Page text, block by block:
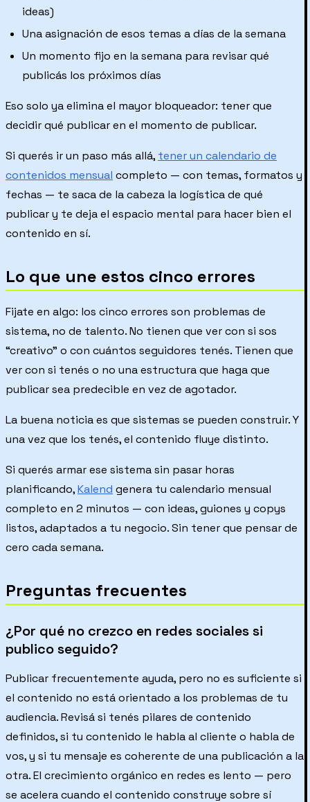
ideas)
Una asignación de esos temas a días de la semana
Un momento fijo en la semana para revisar qué
publicás los próximos días
Eso solo ya elimina el mayor bloqueador: tener que
decidir qué publicar en el momento de publicar.
Si querés ir un paso más allá, tener un calendario de
contenidos mensual completo — con temas, formatos y
fechas — te saca de la cabeza la logística de qué
publicar y te deja el espacio mental para hacer bien el
contenido en sí.
Lo que une estos cinco errores
Fijate en algo: los cinco errores son problemas de
sistema, no de talento. No tienen que ver con si sos
“creativo” o con cuántos seguidores tenés. Tienen que
ver con si tenés o no una estructura que haga que
publicar sea predecible en vez de agotador.
La buena noticia es que sistemas se pueden construir. Y
una vez que los tenés, el contenido fluye distinto.
Si querés armar ese sistema sin pasar horas
planificando,Kalend genera tu calendario mensual
completo en 2 minutos — con ideas, guiones y copys
listos, adaptados a tu negocio. Sin tener que pensar de
cero cada semana.
Preguntas frecuentes
¿Por qué no crezco en redes sociales si
publico seguido?
Publicar frecuentemente ayuda, pero no es suficiente si
el contenido no está orientado a los problemas de tu
audiencia. Revisá si tenés pilares de contenido
definidos, si tu contenido le habla al cliente o habla de
vos, y si tu mensaje es coherente de una publicación a la
otra. El crecimiento orgánico en redes es lento — pero
se acelera cuando el contenido construye sobre sí